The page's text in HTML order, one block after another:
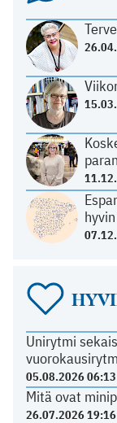
hyvin
Unirytmi
05.08.2026 06:13
Mitä ovat
26.07.2026 19:16